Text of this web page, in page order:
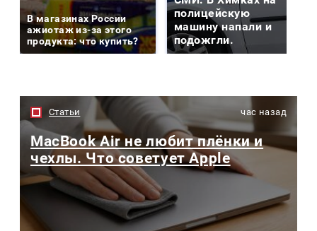
В магазинах России
ажиотаж из-за этого
продукта: что купить?
полицейскую
машину напали и
подожгли.
Статьи час назад
MacBook Air не любит плёнки и
чехлы. Что советует Apple